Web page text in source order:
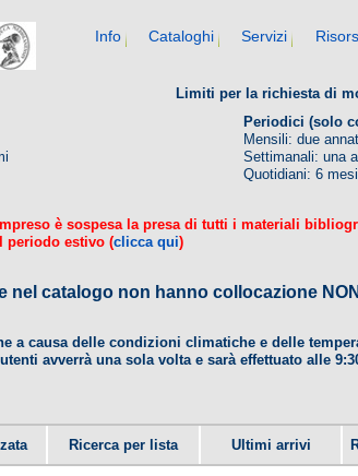
Info Cataloghi Servizi
Limiti per la richiesta di
Periodici (solo
Mensili: due
Settimanali: una
Quotidiani: 6
è sospesa la presa di tutti i materiali
periodo estivo (clicca qui)
nel catalogo non hanno collocazione
a causa delle condizioni climatiche e delle
avverrà una sola volta e sarà effettuato alle
Ricerca per lista Ultimi arrivi